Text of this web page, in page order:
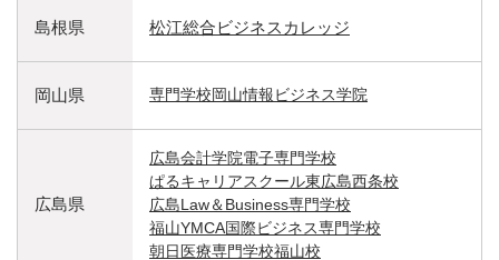
島根県 松江総合ビジネスカレッジ
岡山県 専門学校岡山情報ビジネス学院
広島県
広島会計学院電子専門学校
ぱるキャリアスクール東広島西条校
広島Law＆Business専門学校
福山YMCA国際ビジネス専門学校
朝日医療専門学校福山校